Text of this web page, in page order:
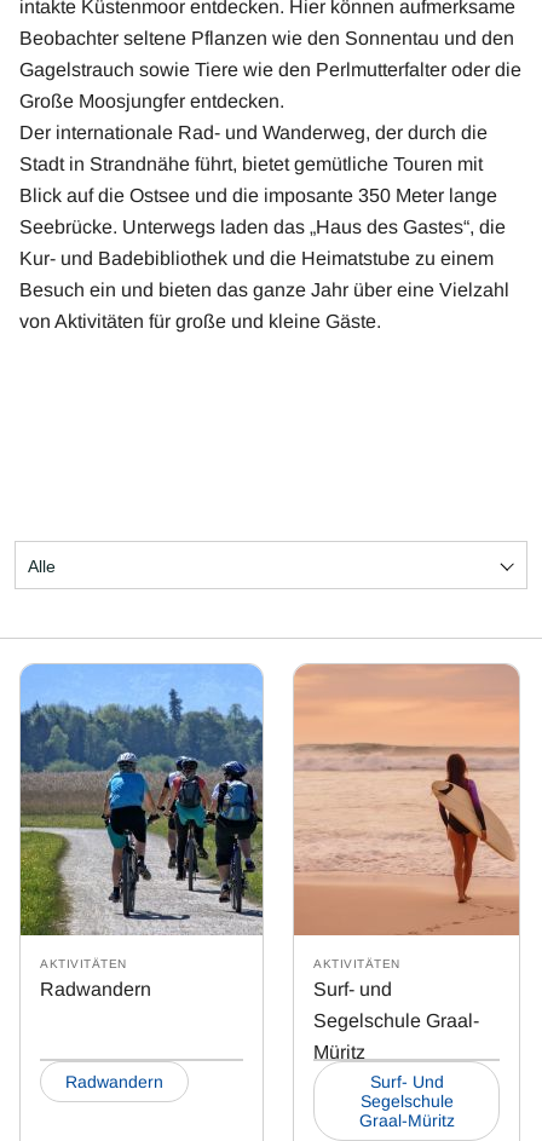
intakte Küstenmoor entdecken. Hier können aufmerksame
Beobachter seltene Pflanzen wie den Sonnentau und den
Gagelstrauch sowie Tiere wie den Perlmutterfalter oder die
Große Moosjungfer entdecken.
Der internationale Rad- und Wanderweg, der durch die
Stadt in Strandnähe führt, bietet gemütliche Touren mit
Blick auf die Ostsee und die imposante 350 Meter lange
Seebrücke. Unterwegs laden das „Haus des Gastes“, die
Kur- und Badebibliothek und die Heimatstube zu einem
Besuch ein und bieten das ganze Jahr über eine Vielzahl
von Aktivitäten für große und kleine Gäste.
AKTIVITÄTEN
Radwandern
Radwandern
AKTIVITÄTEN
Surf- und
Segelschule Graal-
Müritz
Surf- Und
Segelschule
Graal-Müritz